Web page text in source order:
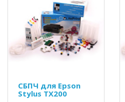
СБПЧ для Epson
Stylus TX200